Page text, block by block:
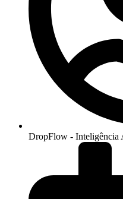
DropFlow - Inteligência